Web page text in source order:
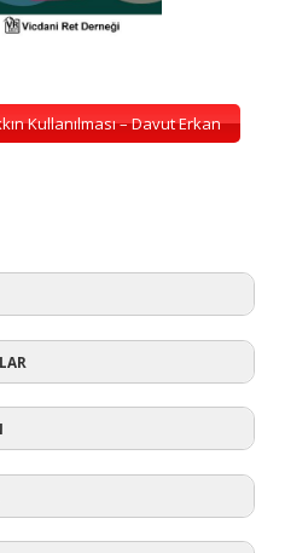
Kullanılması – Davut Erkan